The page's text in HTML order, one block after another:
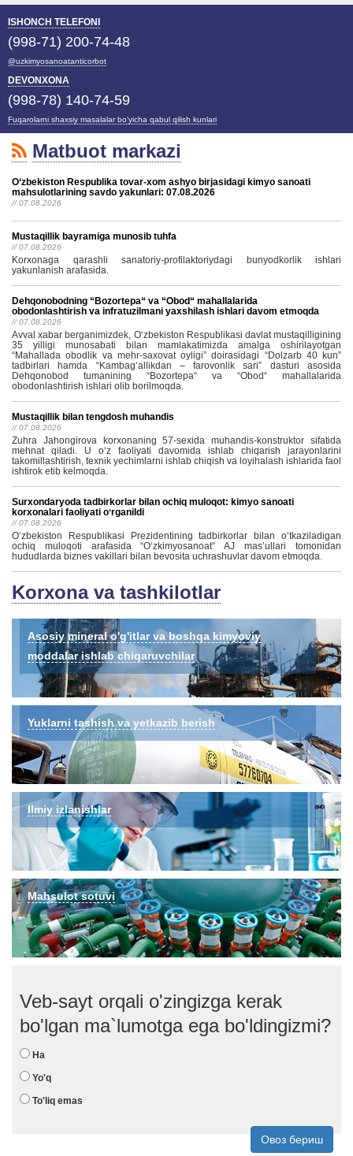
ISHONCH TELEFONI
(998-71) 200-74-48
@uzkimyosanoatanticorbot
DEVONXONA
(998-78) 140-74-59
Fuqarolarni shaxsiy masalalar bo'yicha qabul qilish kunlari
Matbuot markazi
O‘zbekiston Respublika tovar-xom ashyo birjasidagi kimyo sanoati
mahsulotlarining savdo yakunlari: 07.08.2026
// 07.08.2026
Mustaqillik bayramiga munosib tuhfa
// 07.08.2026
Korxonaga qarashli sanatoriy-profilaktoriydagi bunyodkorlik ishlari
yakunlanish arafasida.
Dehqonobodning “Bozortepa“ va “Obod“ mahallalarida
obodonlashtirish va infratuzilmani yaxshilash ishlari davom etmoqda
// 07.08.2026
Avval xabar berganimizdek, Oʻzbekiston Respublikasi davlat mustaqilligining
35 yilligi munosabati bilan mamlakatimizda amalga oshirilayotgan
“Mahallada obodlik va mehr-saxovat oyligi” doirasidagi “Dolzarb 40 kun”
tadbirlari hamda “Kambagʻallikdan – farovonlik sari” dasturi asosida
Dehqonobod tumanining “Bozortepa“ va “Obod“ mahallalarida
obodonlashtirish ishlari olib borilmoqda.
Mustaqillik bilan tengdosh muhandis
// 07.08.2026
Zuhra Jahongirova korxonaning 57-sexida muhandis-konstruktor sifatida
mehnat qiladi. U o‘z faoliyati davomida ishlab chiqarish jarayonlarini
takomillashtirish, texnik yechimlarni ishlab chiqish va loyihalash ishlarida faol
ishtirok etib kelmoqda.
Surxondaryoda tadbirkorlar bilan ochiq muloqot: kimyo sanoati
korxonalari faoliyati oʻrganildi
// 07.08.2026
Oʻzbekiston Respublikasi Prezidentining tadbirkorlar bilan oʻtkaziladigan
ochiq muloqoti arafasida “Oʻzkimyosanoat” AJ masʼullari tomonidan
hududlarda biznes vakillari bilan bevosita uchrashuvlar davom etmoqda.
Korxona va tashkilotlar
Asosiy mineral o'g'itlar va boshqa kimyoviy
moddalar ishlab chiqaruvchilar
Yuklarni tashish va yetkazib berish
Ilmiy izlanishlar
Mahsulot sotuvi
Veb-sayt orqali o'zingizga kerak
bo'lgan ma`lumotga ega bo'ldingizmi?
Ha
Yo'q
To'liq emas
Овоз бериш